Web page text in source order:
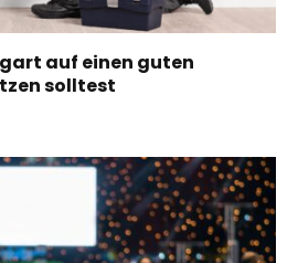
auf einen guten
solltest